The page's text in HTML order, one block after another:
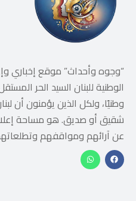
“وجوه وأحداث” موقع إخباري
الوطنية للبنان السيد الحر
وطنيًا، ولكل الذين يؤمنون أن
شقيق أو صديق. هو مساحة
عن آرائهم ومواقفهم